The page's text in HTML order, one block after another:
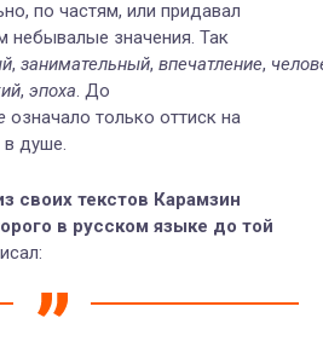
по частям, или придавал
небывалые значения. Так
, занимательный, впечатление,
, эпоха. До
означало только оттиск на
душе.
своих текстов Карамзин
в русском языке до той